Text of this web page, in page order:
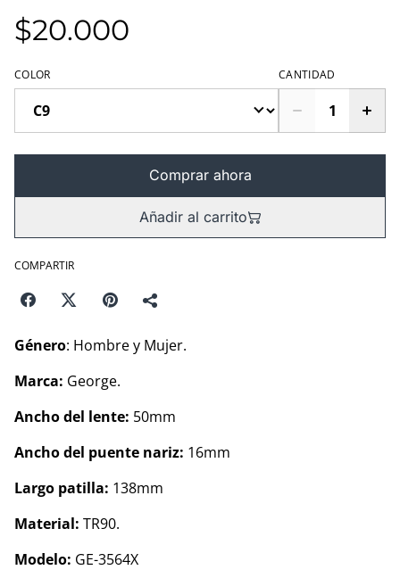
$20.000
COLOR CANTIDAD
Comprar ahora
Añadir al carrito
COMPARTIR
Género: Hombre y Mujer.
Marca: George.
Ancho del lente: 50mm
Ancho del puente nariz: 16mm
Largo patilla: 138mm
Material: TR90.
Modelo: GE-3564X